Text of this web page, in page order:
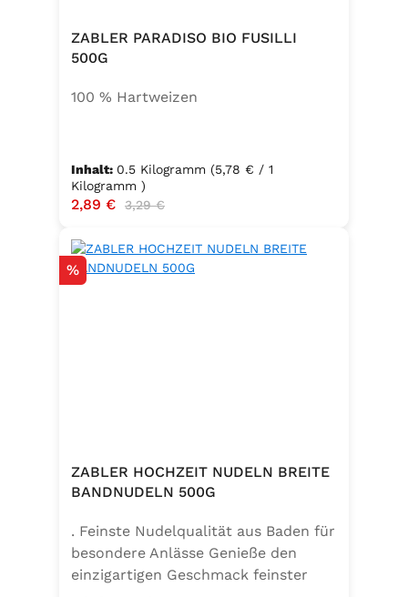
ZABLER PARADISO BIO FUSILLI
500G
100 % Hartweizen
Inhalt: 0.5 Kilogramm (5,78 € / 1
Kilogramm )
Verkaufspreis:
2,89 € Regulärer Preis:
3,29 €
Rabatt
%
ZABLER HOCHZEIT NUDELN BREITE
BANDNUDELN 500G
. Feinste Nudelqualität aus Baden für
besondere Anlässe Genieße den
einzigartigen Geschmack feinster